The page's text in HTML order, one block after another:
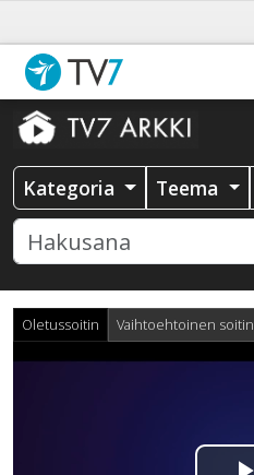
Kategoria Teema
Oletussoitin Vaihtoehtoinen soitin